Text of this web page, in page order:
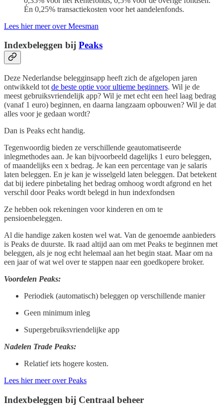
Én 0,25% transactiekosten voor het aandelenfonds.
Lees hier meer over Meesman
Indexbeleggen bij Peaks
Deze Nederlandse belegginsapp heeft zich de afgelopen jaren
ontwikkeld tot de beste optie voor ultieme beginners. Wil je de
meest gebruiksvriendelijk app? Wil je met echt een heel laag bedrag
(vanaf 1 euro) beginnen, en daarna langzaam opbouwen? Wil je dat
alles voor je gedaan wordt?
Dan is Peaks echt handig.
Tegenwoordig bieden ze verschillende geautomatiseerde
inlegmethodes aan. Je kan bijvoorbeeld dagelijks 1 euro beleggen,
of maandelijks een x bedrag. Je kan een percentage van je salaris
laten beleggen. En je kan je wisselgeld laten beleggen. Dat betekent
dat bij iedere pinbetaling het bedrag omhoog wordt afgrond en het
verschil door Peaks wordt belegd in hun indexfondsen
Ze hebben ook rekeningen voor kinderen en om te
pensioenbeleggen.
Al die handige zaken kosten wel wat. Van de genoemde aanbieders
is Peaks de duurste. Ik raad altijd aan om met Peaks te beginnen met
beleggen, als je nog echt helemaal aan het begin staat. Maar om na
een jaar of wat wel over te stappen naar een goedkopere broker.
Voordelen Peaks:
Periodiek (automatisch) beleggen op verschillende manier
Geen minimum inleg
Supergebruiksvriendelijke app
Nadelen Trade Peaks:
Relatief iets hogere kosten.
Lees hier meer over Peaks
Indexbeleggen bij Centraal beheer